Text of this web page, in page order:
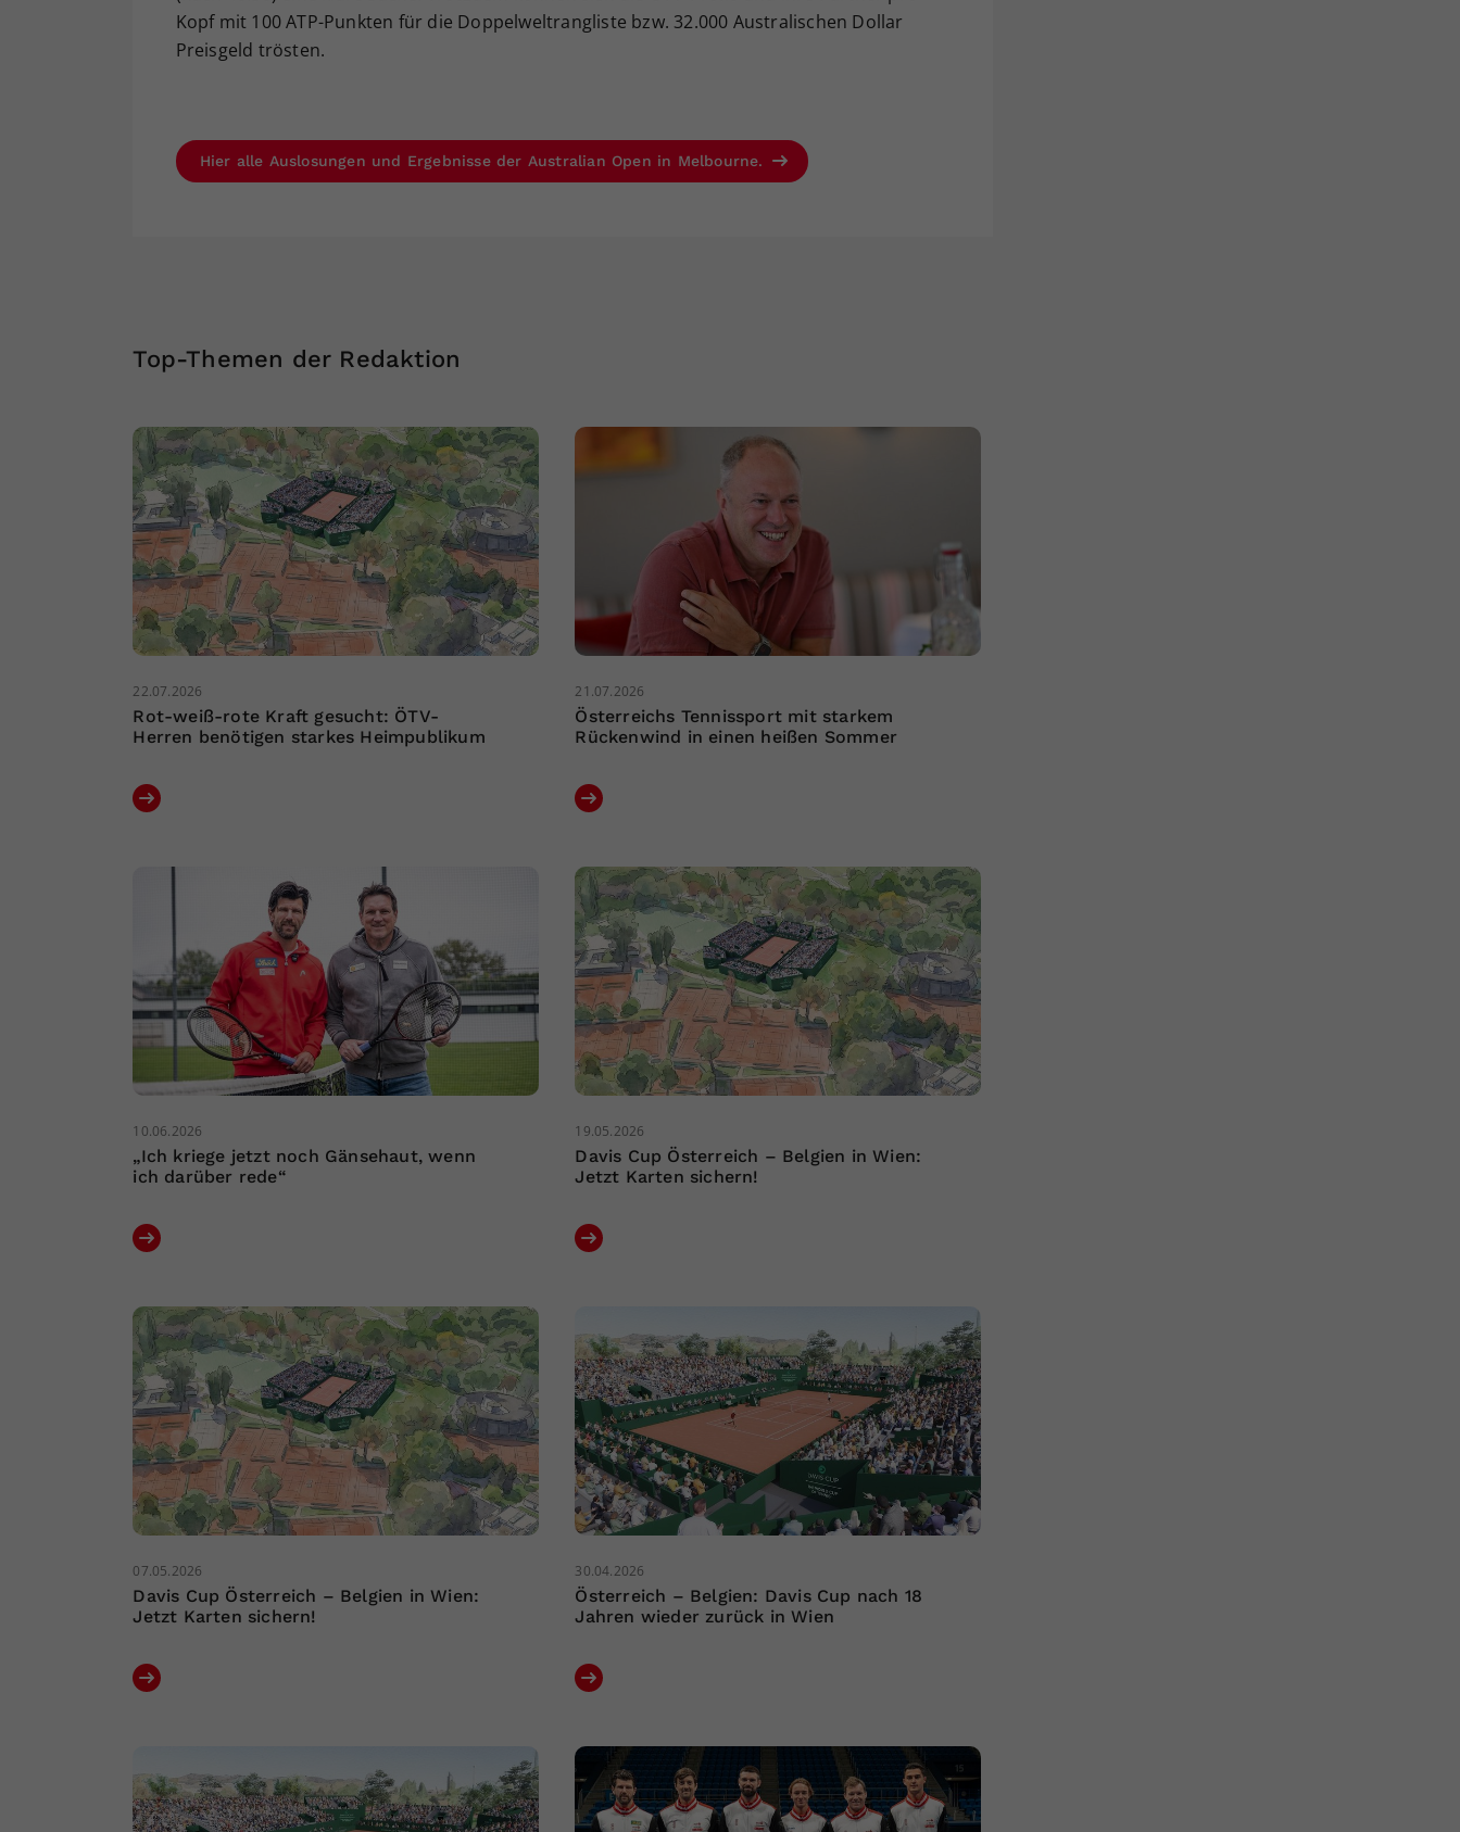
Kopf mit 100 ATP-Punkten für die Doppelweltrangliste bzw. 32.000 Australischen Dollar
Preisgeld trösten.
Hier alle Auslosungen und Ergebnisse der Australian Open in Melbourne.
Top-Themen der Redaktion
22.07.2026
Rot-weiß-rote Kraft gesucht: ÖTV-
Herren benötigen starkes Heimpublikum
21.07.2026
Österreichs Tennissport mit starkem
Rückenwind in einen heißen Sommer
10.06.2026
„Ich kriege jetzt noch Gänsehaut, wenn
ich darüber rede“
19.05.2026
Davis Cup Österreich – Belgien in Wien:
Jetzt Karten sichern!
07.05.2026
Davis Cup Österreich – Belgien in Wien:
Jetzt Karten sichern!
30.04.2026
Österreich – Belgien: Davis Cup nach 18
Jahren wieder zurück in Wien